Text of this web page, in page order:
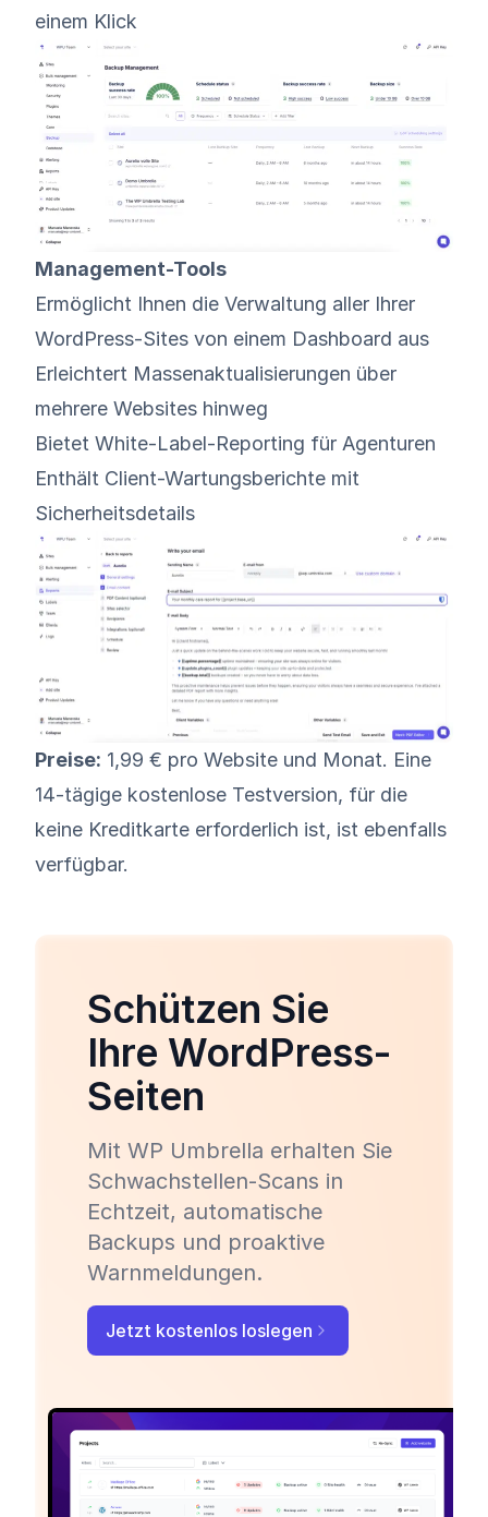
einem Klick
Management-Tools
Ermöglicht Ihnen die Verwaltung aller Ihrer
WordPress-Sites von einem Dashboard aus
Erleichtert Massenaktualisierungen über
mehrere Websites hinweg
Bietet White-Label-Reporting für Agenturen
Enthält Client-Wartungsberichte mit
Sicherheitsdetails
Preise: 1,99 € pro Website und Monat. Eine
14-tägige kostenlose Testversion, für die
keine Kreditkarte erforderlich ist, ist ebenfalls
verfügbar.
Schützen Sie
Ihre WordPress-
Seiten
Mit WP Umbrella erhalten Sie
Schwachstellen-Scans in
Echtzeit, automatische
Backups und proaktive
Warnmeldungen.
Jetzt kostenlos loslegen